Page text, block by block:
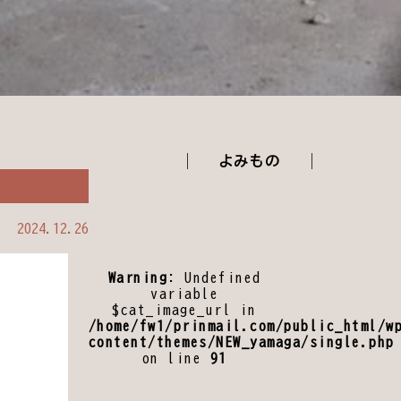
よみもの
2024.12.26
Warning : Undefined
variable
$cat_image_url in
/home/fw1/prinmail.com/public_html/
content/themes/NEW_yamaga/single.php
on line 91